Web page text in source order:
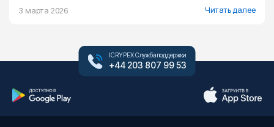
3 марта 2026 Читать далее
ICRYPEX Служба поддержки
+44 203 807 99 53